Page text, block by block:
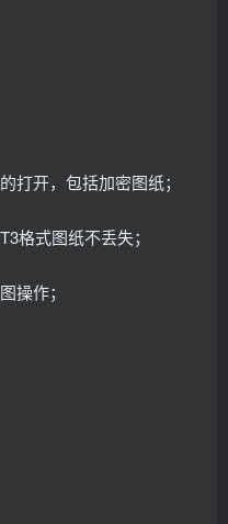
打开，包括加密图纸；
格式图纸不丢失；
操作；